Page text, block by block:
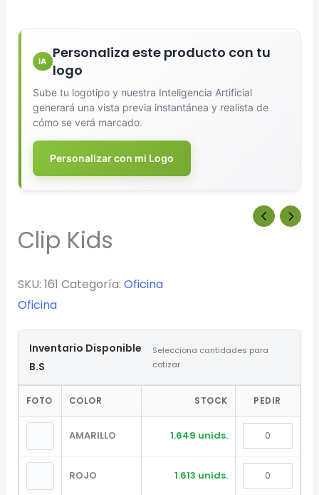
IA
Personaliza este producto con tu
logo
Sube tu logotipo y nuestra Inteligencia Artificial
generará una vista previa instantánea y realista de
cómo se verá marcado.
Personalizar con mi Logo
Clip Kids
SKU: 161 Categoría: Oficina
Oficina
Inventario Disponible
B.S
Selecciona cantidades para
cotizar
FOTO COLOR STOCK PEDIR
AMARILLO 1.649 unids.
ROJO 1.613 unids.